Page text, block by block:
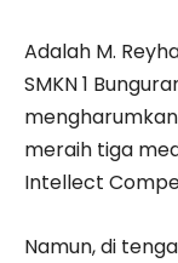
Adalah M.
SMKN 1
meraih tiga
Intellect
Namun, di